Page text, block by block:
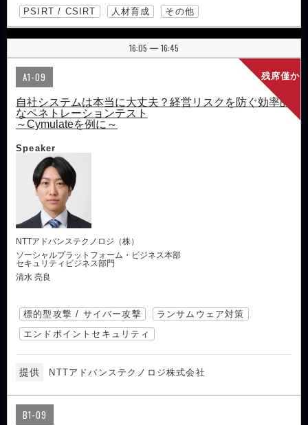
PSIRT / CSIRT 人材育成 その他
16:05 | 16:45
残席僅か
A1-09
自社システムは本当に大丈夫？経営リスクを防ぐ効率的
なペネトレーションテスト
～Cymulateを例に～
Speaker
NTTアドバンステクノロジ（株）
ソーシャルプラットフォーム・ビジネス本部
セキュリティビジネス部門
清水 亮良
標的型攻撃 / サイバー攻撃
ランサムウェア対策
エンドポイントセキュリティ
提供 NTTアドバンステクノロジ株式会社
B1-09